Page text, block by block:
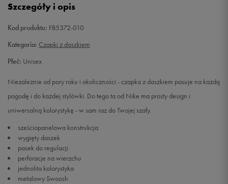
Szczegóły i opis
Kod produktu: FB5372-010
Kategoria: Czapki z daszkiem
Płeć: Unisex
Niezależnie od pory roku i okoliczności - czapka z daszkiem pasuje na każdą
pogodę i do każdej stylówki. Do tego ta od Nike ma prosty design i
uniwersalną kolorystykę - w sam raz do Twojej szafy.
sześciopanelowa konstrukcja
wygięty daszek
pasek do regulacji
perforacje na wierzchu
jednolita kolorystyka
metalowy Swoosh